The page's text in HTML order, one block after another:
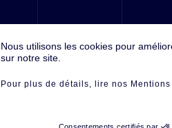
Nous utilisons les cookies pour
sur notre site.
Pour plus de détails , lire nos
Consentements certifiés par